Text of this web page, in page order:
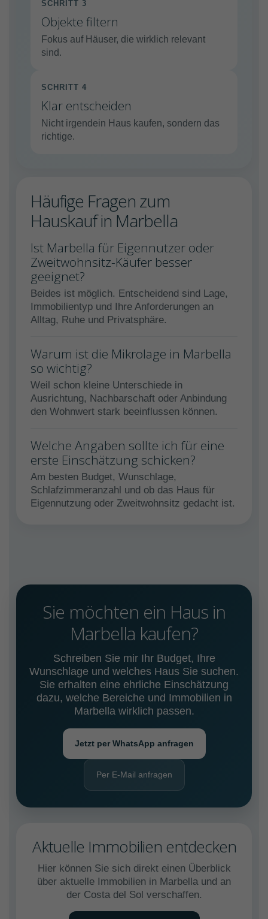
SCHRITT 3
Objekte filtern
Fokus auf Häuser, die wirklich relevant
sind.
SCHRITT 4
Klar entscheiden
Nicht irgendein Haus kaufen, sondern das
richtige.
Häufige Fragen zum
Hauskauf in Marbella
Ist Marbella für Eigennutzer oder
Zweitwohnsitz-Käufer besser
geeignet?
Beides ist möglich. Entscheidend sind Lage,
Immobilientyp und Ihre Anforderungen an
Alltag, Ruhe und Privatsphäre.
Warum ist die Mikrolage in Marbella
so wichtig?
Weil schon kleine Unterschiede in
Ausrichtung, Nachbarschaft oder Anbindung
den Wohnwert stark beeinflussen können.
Welche Angaben sollte ich für eine
erste Einschätzung schicken?
Am besten Budget, Wunschlage,
Schlafzimmeranzahl und ob das Haus für
Eigennutzung oder Zweitwohnsitz gedacht ist.
Sie möchten ein Haus in
Marbella kaufen?
Schreiben Sie mir Ihr Budget, Ihre
Wunschlage und welches Haus Sie suchen.
Sie erhalten eine ehrliche Einschätzung
dazu, welche Bereiche und Immobilien in
Marbella wirklich passen.
Jetzt per WhatsApp anfragen
Per E-Mail anfragen
Aktuelle Immobilien entdecken
Hier können Sie sich direkt einen Überblick
über aktuelle Immobilien in Marbella und an
der Costa del Sol verschaffen.